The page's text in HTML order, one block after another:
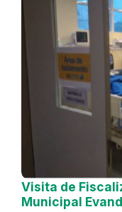
Visita de
Municipal